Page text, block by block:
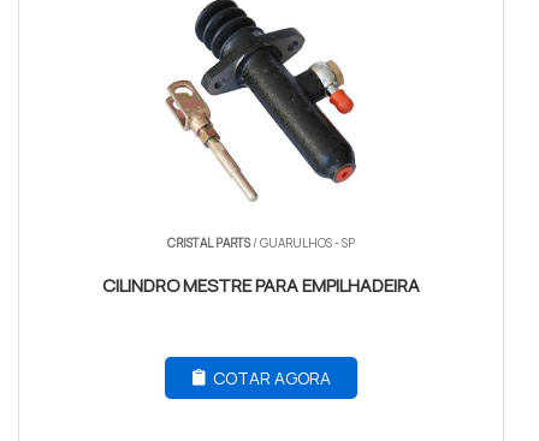
CRISTAL PARTS/ GUARULHOS - SP
CILINDRO MESTRE PARA EMPILHADEIRA
COTAR AGORA